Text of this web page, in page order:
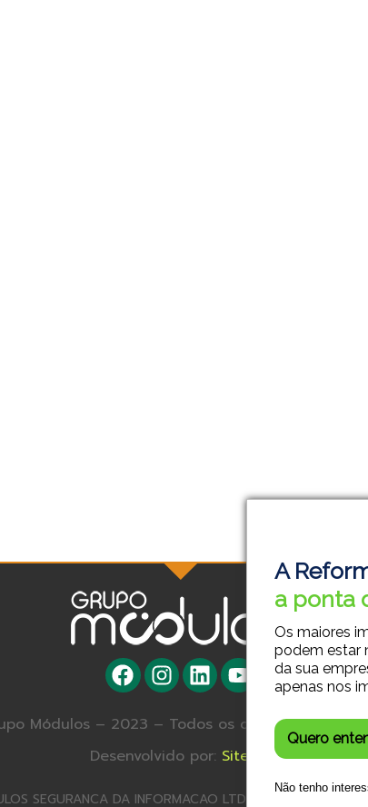
A
a ponta
Os maiores
podem estar
da sua
apenas nos
Quero
Não tenho
Módulos – 2023 – Todos os direitos
Desenvolvido por: Site SA
SEGURANCA DA INFORMACAO LTDA – 23.179.572/